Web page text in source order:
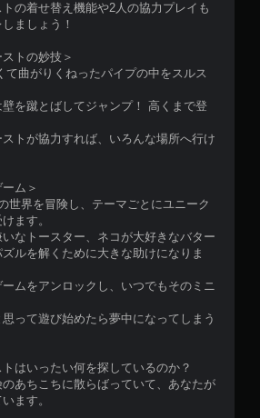
の着せ替え機能や2人の協力プレイも
ましょう！
トの妙技＞
て曲がりくねったパイプの中をスルス
壁を蹴とばしてジャンプ！ 高くまで登
ストが協力すれば、いろんな場所へ行け
ム＞
世界を冒険し、テーマごとにユニーク
ます。
なトースター、ネコが大好きなバター
ルを解くために大きな助けになりま
ムをアンロックし、いつでもそのミニ
って遊び始めたら夢中になってしまう
はいったい何を探しているのか？
あちこちに散らばっていて、あなたが
ます。